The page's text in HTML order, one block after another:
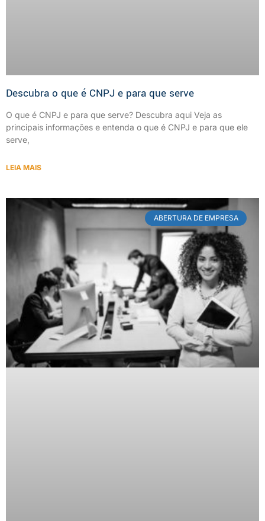
Descubra o que é CNPJ e para que serve
O que é CNPJ e para que serve? Descubra aqui Veja as
principais informações e entenda o que é CNPJ e para que ele
serve,
LEIA MAIS
ABERTURA DE EMPRESA